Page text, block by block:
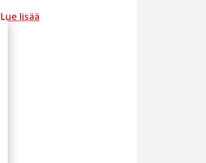
Lue lisää